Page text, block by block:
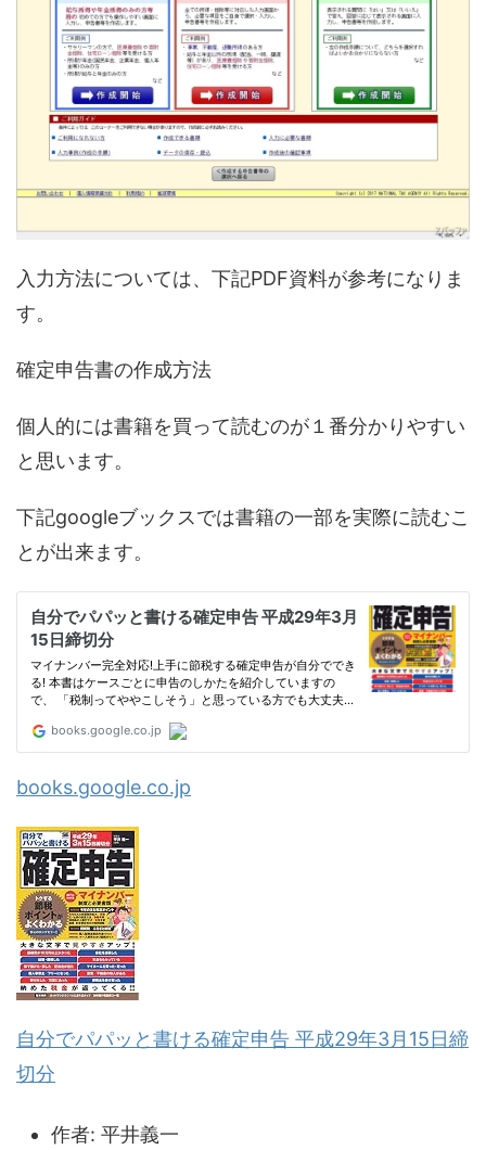
入力方法については、下記PDF資料が参考になりま
す。
確定申告書の作成方法
個人的には書籍を買って読むのが１番分かりやすい
と思います。
下記googleブックスでは書籍の一部を実際に読むこ
とが出来ます。
books.google.co.jp
自分でパパッと書ける確定申告 平成29年3月15日締
切分
作者: 平井義一